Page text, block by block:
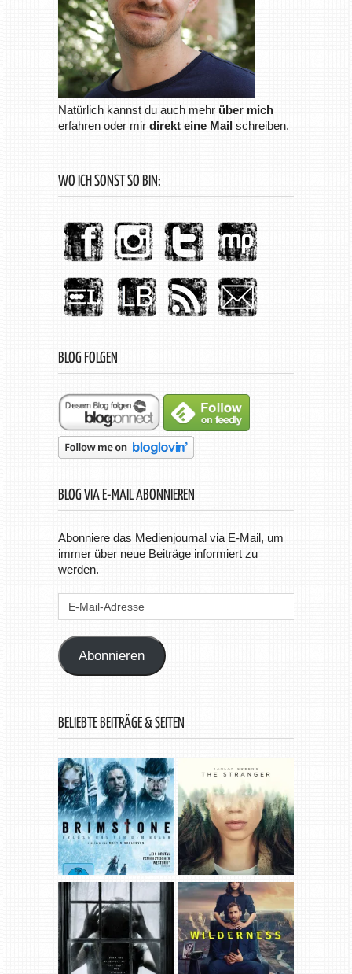
Natürlich kannst du auch mehr über mich
erfahren oder mir direkt eine Mailschreiben.
WO ICH SONST SO BIN:
BLOG FOLGEN
BLOG VIA E-MAIL ABONNIEREN
Abonniere das Medienjournal via E-Mail, um
immer über neue Beiträge informiert zu
werden.
Abonnieren
BELIEBTE BEITRÄGE & SEITEN